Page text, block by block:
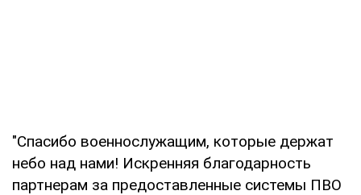
"Спасибо военнослужащим, которые держат
небо над нами! Искренняя благодарность
партнерам за предоставленные системы ПВО